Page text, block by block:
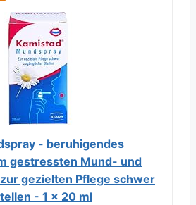
- beruhigendes
gestressten Mund- und
gezielten Pflege schwer
- 1 x 20 ml